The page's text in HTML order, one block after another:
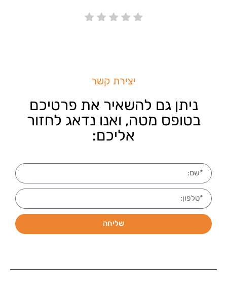
יצירת קשר
ניתן גם להשאיר את פרטיכם
בטופס מטה, ואנו נדאג לחזור
אליכם:
שליחה